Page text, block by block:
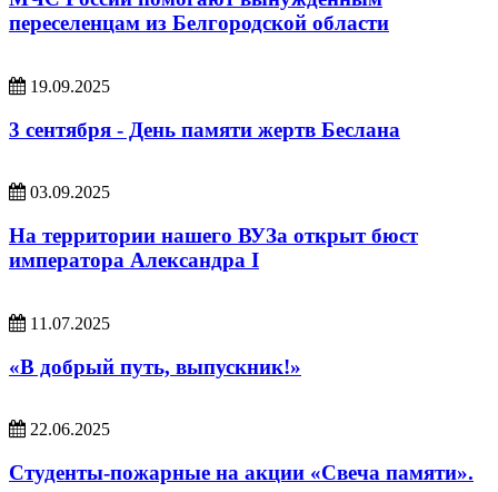
переселенцам из Белгородской области
19.09.2025
3 сентября - День памяти жертв Беслана
03.09.2025
На территории нашего ВУЗа открыт бюст
императора Александра I
11.07.2025
«В добрый путь, выпускник!»
22.06.2025
Студенты-пожарные на акции «Свеча памяти».